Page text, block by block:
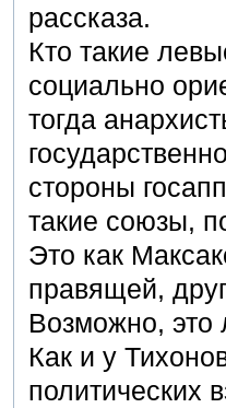
рассказа.
Кто такие
социально
тогда
стороны
такие союзы,
Это как
правящей,
Возможно, это
Как и у
политических